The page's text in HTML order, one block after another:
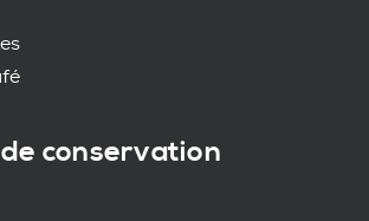
conservation